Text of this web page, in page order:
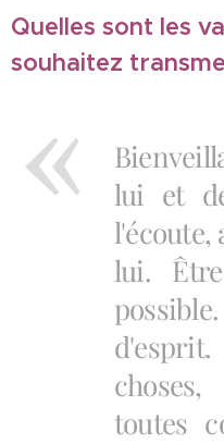
Quelles sont les
souhaitez
lui et
l'écoute,
lui.
toutes